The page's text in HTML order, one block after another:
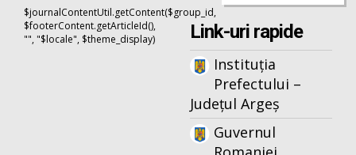
$journalContentUtil.getContent($group_id,
$footerContent.getArticleId(),
"", "$locale", $theme_display)
Link-uri rapide
Instituția
Prefectului –
Județul Argeș
Guvernul